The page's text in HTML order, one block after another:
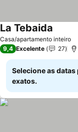
Casa/apartamento inteiro
La Tebaida
9,4 Excelente 27
Selecione as
exatos.